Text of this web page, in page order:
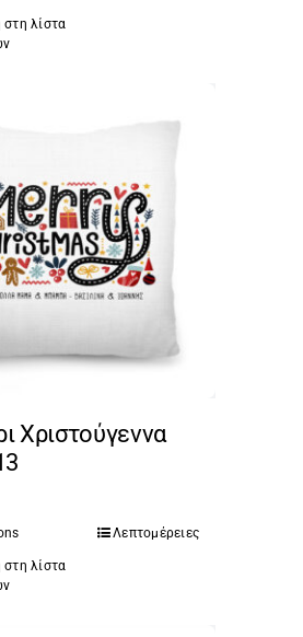
λίστα
Χριστούγεννα
Λεπτομέρειες
λίστα